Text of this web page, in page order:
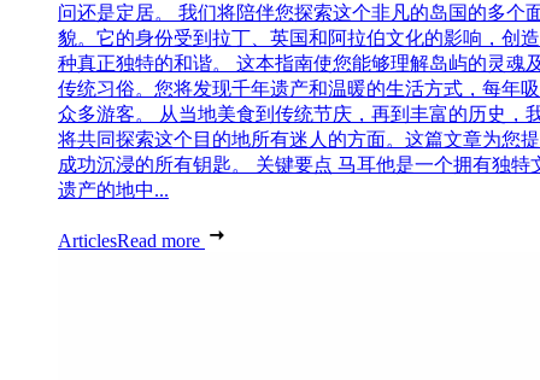
问还是定居。 我们将陪伴您探索这个非凡的岛国的多个
貌。它的身份受到拉丁、英国和阿拉伯文化的影响，创
种真正独特的和谐。 这本指南使您能够理解岛屿的灵魂
传统习俗。您将发现千年遗产和温暖的生活方式，每年
众多游客。 从当地美食到传统节庆，再到丰富的历史，
将共同探索这个目的地所有迷人的方面。这篇文章为您
成功沉浸的所有钥匙。 关键要点 马耳他是一个拥有独特
遗产的地中...
ArticlesRead more